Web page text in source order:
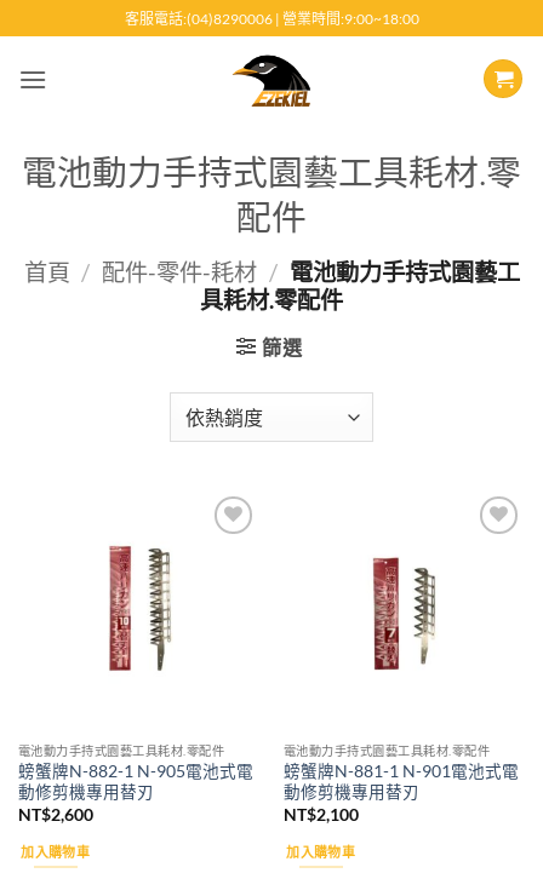
至
客服電話:(04)8290006 | 營業時間:9:00~18:00
電池動力手持式園藝工具耗材.零
配件
首頁 / 配件-零件-耗材 / 電池動力手持式園藝工
具耗材.零配件
篩選
電池動力手持式園藝工具耗材.零配件
螃蟹牌N-882-1 N-905電池式電
動修剪機專用替刃
NT$2,600
加入購物車
電池動力手持式園藝工具耗材.零配件
螃蟹牌N-881-1 N-901電池式電
動修剪機專用替刃
NT$2,100
加入購物車